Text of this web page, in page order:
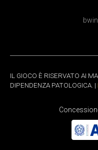
IL GIOCO È RISERVATO AI
DIPENDENZA PATOLOGICA. |